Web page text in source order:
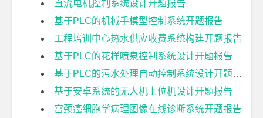
直流电机控制系统设计开题报告
基于PLC的机械手模型控制系统开题报告
工程培训中心热水供应收费系统构建开题报告
基于PLC的花样喷泉控制系统设计开题报告
基于PLC的污水处理自动控制系统设计开题报告
基于安卓系统的无人机上位机设计开题报告
宫颈癌细胞学病理图像在线诊断系统开题报告